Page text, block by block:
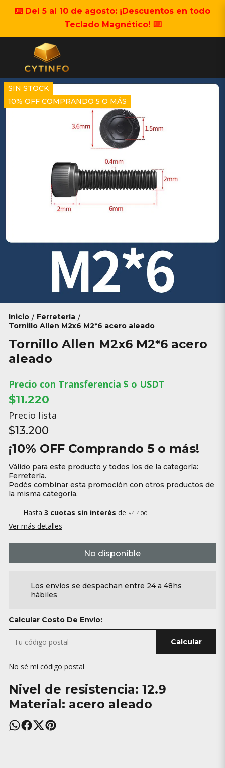
⌨️ Del 5 al 10 de agosto: ¡Descuentos en todo
Teclado Magnético! ⌨️
SIN STOCK
10% OFF COMPRANDO 5 O MÁS
Inicio / Ferretería /
Tornillo Allen M2x6 M2*6 acero aleado
Tornillo Allen M2x6 M2*6 acero
aleado
Precio con Transferencia $ o USDT
$11.220
Precio lista
$13.200
¡10% OFF Comprando 5 o más!
Válido para este producto y todos los de la categoría:
Ferretería.
Podés combinar esta promoción con otros productos de
la misma categoría.
Hasta 3 cuotas sin interés de $4.400
Ver más detalles
No disponible
Los envíos se despachan entre 24 a 48hs
hábiles
Calcular Costo De Envío:
Calcular
No sé mi código postal
Nivel de resistencia: 12.9
Material: acero aleado